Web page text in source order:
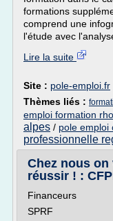
formations
comprend une
l'étude avec
Lire la suite
Site : pole-emploi.fr
Thèmes liés :
emploi formation
alpes / pole emploi
professionnelle
Chez nous
réussir ! :
Financeurs
SPRF